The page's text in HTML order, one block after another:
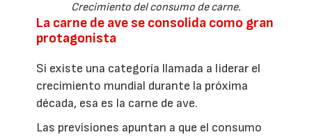
Crecimiento del consumo de carne.
La carne de ave se consolida como gran
protagonista
Si existe una categoría llamada a liderar el
crecimiento mundial durante la próxima
década, esa es la carne de ave.
Las previsiones apuntan a que el consumo